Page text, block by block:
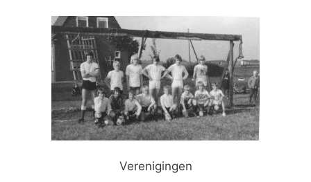
Verenigingen